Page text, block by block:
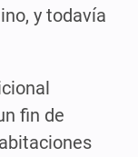
y todavía
fin de